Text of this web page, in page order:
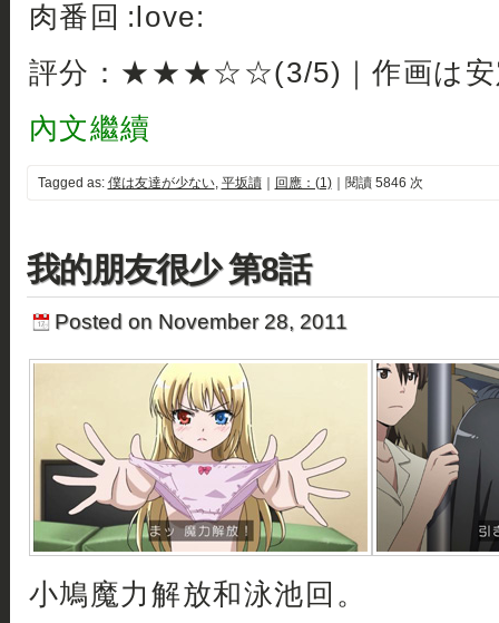
肉番回 :love:
評分：★★★☆☆(3/5)｜作画は安
內文繼續
Tagged as: 僕は友達が少ない, 平坂讀｜ 回應：(1)｜閱讀 5846 次
我的朋友很少 第8話
Posted on November 28, 2011
小鳩魔力解放和泳池回。